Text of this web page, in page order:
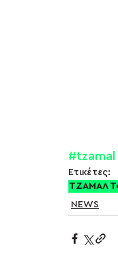
#tzamal
Ετικέτες:
ΤΖΑΜΑΛ
NEWS